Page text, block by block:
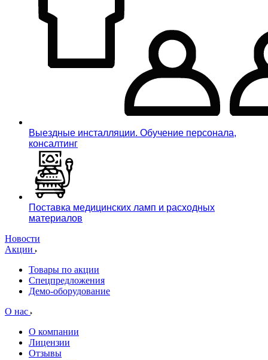
Выездные инсталляции. Обучение персонала,
консалтинг
Поставка медицинских ламп и расходных
материалов
Новости
Акции
Товары по акции
Спецпредложения
Демо-оборудование
О нас
О компании
Лицензии
Отзывы